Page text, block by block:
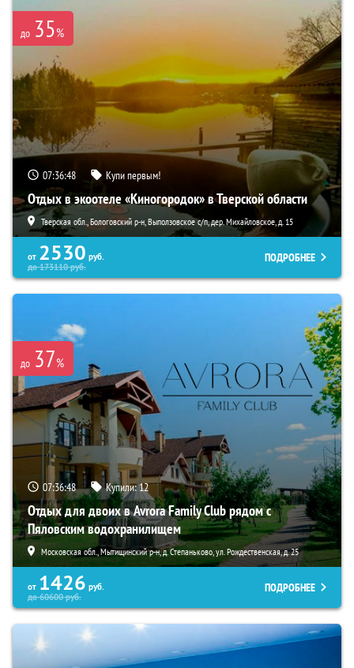
до 35%
07:36:47 Купи первым!
Отдых в экоотеле «Киногородок» в Тверской области
Тверская обл., Бологовский р-н, Выползовское с/п, дер. Михайловское, д. 15
от 2530 руб.
до173110руб.
ПОДРОБНЕЕ
до 37%
07:36:47 Купили:12
Отдых для двоих в Avrora Family Club рядом с
Пяловским водохранилищем
Московская обл., Мытищинский р-н, д. Степаньково, ул. Рождественская, д. 25
от 1426 руб.
до60600руб.
ПОДРОБНЕЕ